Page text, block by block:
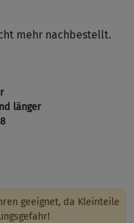
mehr nachbestellt.
länger
geeignet, da Kleinteile